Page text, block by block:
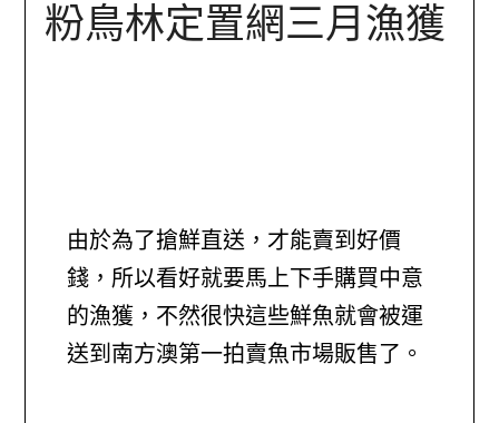
粉鳥林定置網三月漁獲
由於為了搶鮮直送，才能賣到好價
錢，所以看好就要馬上下手購買中意
的漁獲，不然很快這些鮮魚就會被運
送到南方澳第一拍賣魚市場販售了。